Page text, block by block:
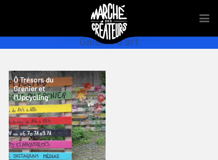
Galerie d’art
Ô Trésors du
Grenier et
l’Upcycling